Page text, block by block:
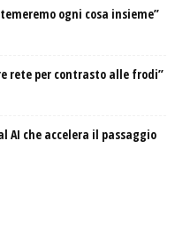
ogni cosa insieme”
rete per contrasto alle frodi”
AI che accelera il passaggio